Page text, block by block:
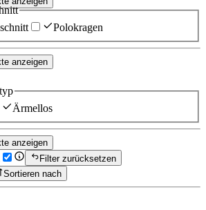
Polokragen
anzeigen
Ärmellos
anzeigen
Filter zurücksetzen
Sortieren nach